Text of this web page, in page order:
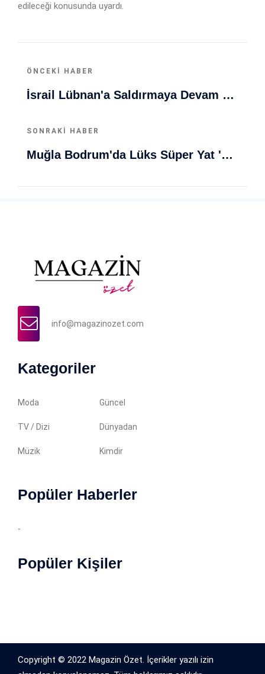
edileceği konusunda uyardı.
ÖNCEKI HABER
İsrail Lübnan'a Saldırmaya Devam Ediyor: Ateşkes İhlalleri Sürüyor
SONRAKI HABER
Muğla Bodrum'da Lüks Süper Yat 'Golden Odyssey' Demirledi
info@magazinozet.com
Kategoriler
Moda Güncel
TV / Dizi Dünyadan
Müzik Kimdir
Popüler Haberler
-
Popüler Kişiler
Copyright © 2022 Magazin Özet. İçerikler yazılı izin